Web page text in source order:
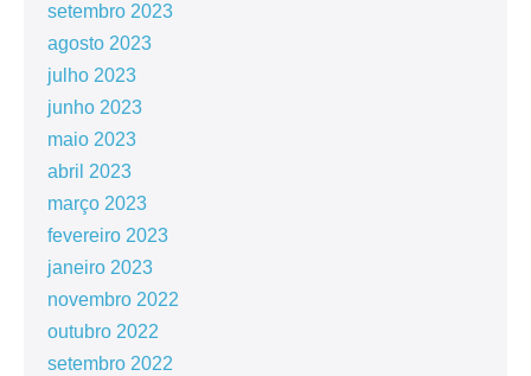
setembro 2023
agosto 2023
julho 2023
junho 2023
maio 2023
abril 2023
março 2023
fevereiro 2023
janeiro 2023
novembro 2022
outubro 2022
setembro 2022